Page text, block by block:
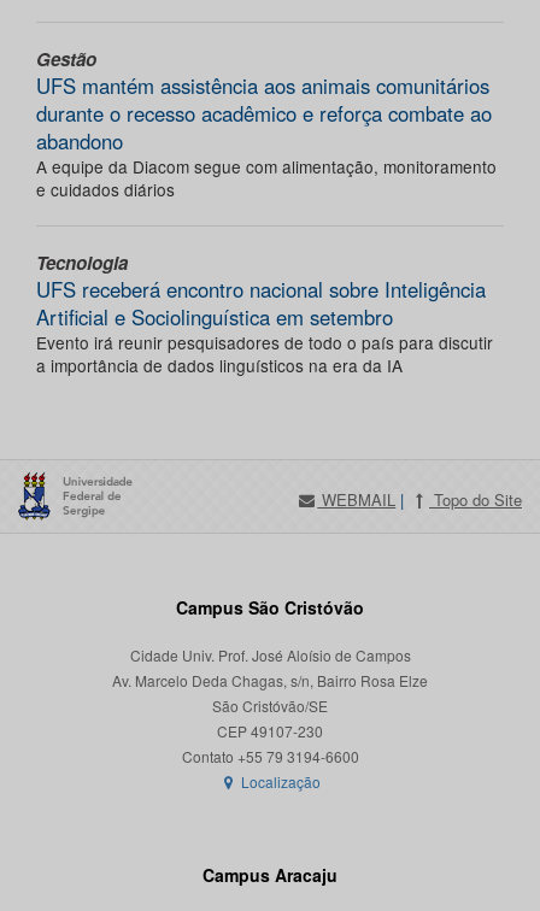
Gestão
UFS mantém assistência aos animais comunitários
durante o recesso acadêmico e reforça combate ao
abandono
A equipe da Diacom segue com alimentação, monitoramento
e cuidados diários
Tecnologia
UFS receberá encontro nacional sobre Inteligência
Artificial e Sociolinguística em setembro
Evento irá reunir pesquisadores de todo o país para discutir
a importância de dados linguísticos na era da IA
WEBMAIL | Topo do Site
Campus São Cristóvão
Cidade Univ. Prof. José Aloísio de Campos
Av. Marcelo Deda Chagas, s/n, Bairro Rosa Elze
São Cristóvão/SE
CEP 49107-230
Localização
Campus Aracaju